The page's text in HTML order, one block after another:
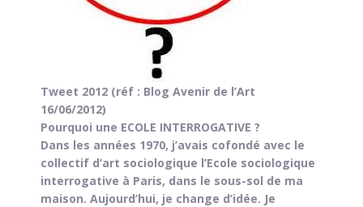
Tweet 2012 (réf : Blog Avenir de l’Art
16/06/2012)
Pourquoi une ECOLE INTERROGATIVE ?
Dans les années 1970, j’avais cofondé avec le
collectif d’art sociologique l’Ecole sociologique
interrogative à Paris, dans le sous-sol de ma
maison. Aujourd’hui, je change d’idée. Je